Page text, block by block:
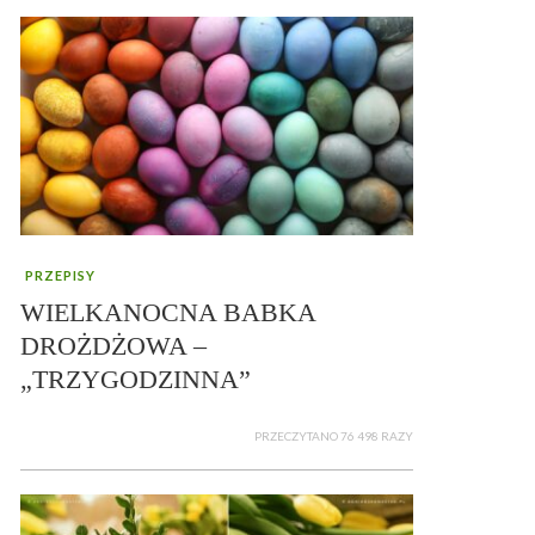
PRZEPISY
WIELKANOCNA BABKA
DROŻDŻOWA –
„TRZYGODZINNA”
PRZECZYTANO 76 498 RAZY